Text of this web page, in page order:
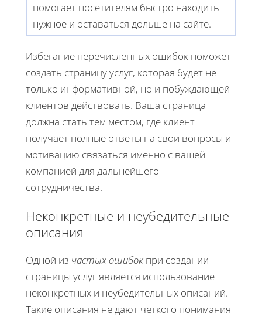
помогает посетителям быстро находить
нужное и оставаться дольше на сайте.
Избегание перечисленных ошибок поможет
создать страницу услуг, которая будет не
только информативной, но и побуждающей
клиентов действовать. Ваша страница
должна стать тем местом, где клиент
получает полные ответы на свои вопросы и
мотивацию связаться именно с вашей
компанией для дальнейшего
сотрудничества.
Неконкретные и неубедительные
описания
Одной из частых ошибок при создании
страницы услуг является использование
неконкретных и неубедительных описаний.
Такие описания не дают четкого понимания